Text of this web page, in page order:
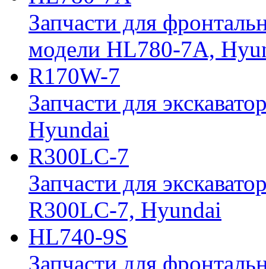
Запчасти для
модели HL780-7A,
R170W-7
Запчасти для
Hyundai
R300LC-7
Запчасти для
R300LC-7, Hyundai
HL740-9S
Запчасти для